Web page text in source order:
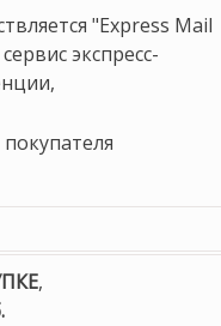
"Express Mail
экспресс-
,